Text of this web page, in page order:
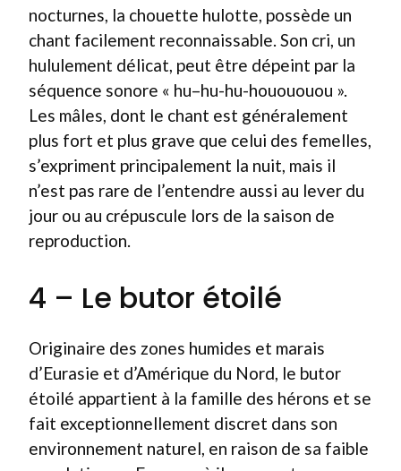
nocturnes, la chouette hulotte, possède un
chant facilement reconnaissable. Son cri, un
hululement délicat, peut être dépeint par la
séquence sonore « hu–hu-hu-houououou ».
Les mâles, dont le chant est généralement
plus fort et plus grave que celui des femelles,
s’expriment principalement la nuit, mais il
n’est pas rare de l’entendre aussi au lever du
jour ou au crépuscule lors de la saison de
reproduction.
4 – Le butor étoilé
Originaire des zones humides et marais
d’Eurasie et d’Amérique du Nord, le butor
étoilé appartient à la famille des hérons et se
fait exceptionnellement discret dans son
environnement naturel, en raison de sa faible